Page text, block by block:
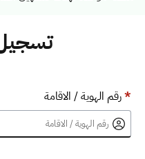
*رقم الهوية / الاقامة